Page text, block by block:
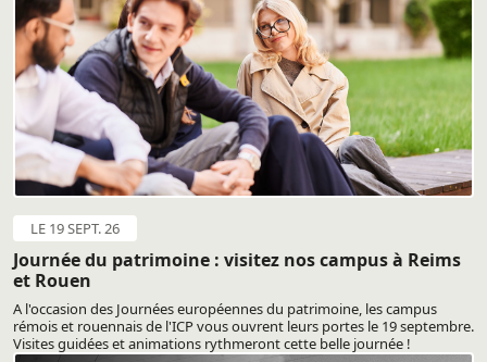
LE 19 SEPT. 26
Journée du patrimoine : visitez nos campus à Reims
et Rouen
A l'occasion des Journées européennes du patrimoine, les campus
rémois et rouennais de l'ICP vous ouvrent leurs portes le 19 septembre.
Visites guidées et animations rythmeront cette belle journée !